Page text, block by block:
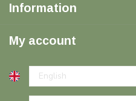
Information
My account